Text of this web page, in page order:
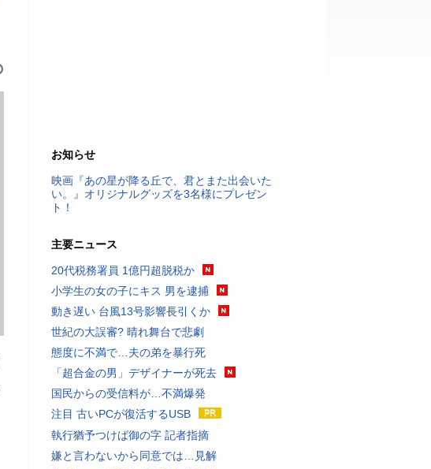
お知らせ
映画『あの星が降る丘で、君とまた出会いた
い。』オリジナルグッズを3名様にプレゼン
ト！
主要ニュース
20代税務署員 1億円超脱税か
小学生の女の子にキス 男を逮捕
動き遅い 台風13号影響長引くか
世紀の大誤審? 晴れ舞台で悲劇
態度に不満で…夫の弟を暴行死
「超合金の男」デザイナーが死去
国民からの受信料が…不満爆発
注目 古いPCが復活するUSB
執行猶予つけば御の字 記者指摘
嫌と言わないから同意では…見解